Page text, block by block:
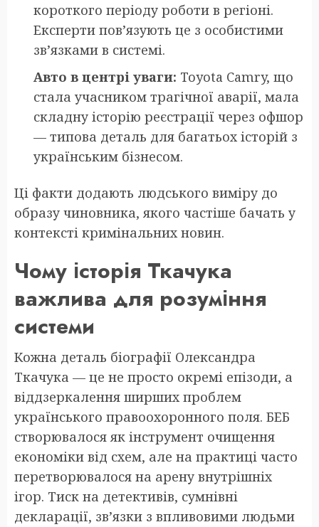
короткого періоду роботи в регіоні.
Експерти пов’язують це з особистими
зв’язками в системі.
Авто в центрі уваги: Toyota Camry, що
стала учасником трагічної аварії, мала
складну історію реєстрації через офшор
— типова деталь для багатьох історій з
українським бізнесом.
Ці факти додають людського виміру до
образу чиновника, якого частіше бачать у
контексті кримінальних новин.
Чому історія Ткачука
важлива для розуміння
системи
Кожна деталь біографії Олександра
Ткачука — це не просто окремі епізоди, а
віддзеркалення ширших проблем
українського правоохоронного поля. БЕБ
створювалося як інструмент очищення
економіки від схем, але на практиці часто
перетворювалося на арену внутрішніх
ігор. Тиск на детективів, сумнівні
декларації, зв’язки з впливовими людьми